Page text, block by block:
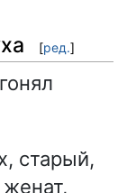
[ред.]
старый,